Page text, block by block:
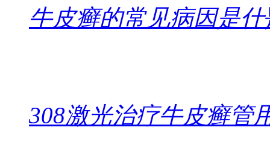
牛皮癣的常见病因是什
308激光治疗牛皮癣管